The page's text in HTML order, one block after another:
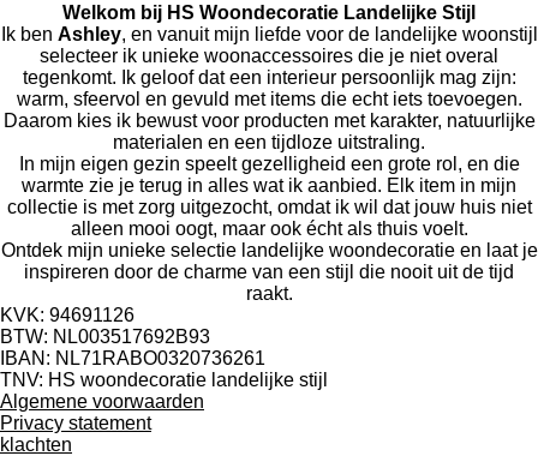
Welkom bij HS Woondecoratie Landelijke Stijl
Ik ben Ashley, en vanuit mijn liefde voor de landelijke woonstijl
selecteer ik unieke woonaccessoires die je niet overal
tegenkomt. Ik geloof dat een interieur persoonlijk mag zijn:
warm, sfeervol en gevuld met items die echt iets toevoegen.
Daarom kies ik bewust voor producten met karakter, natuurlijke
materialen en een tijdloze uitstraling.
In mijn eigen gezin speelt gezelligheid een grote rol, en die
warmte zie je terug in alles wat ik aanbied. Elk item in mijn
collectie is met zorg uitgezocht, omdat ik wil dat jouw huis niet
alleen mooi oogt, maar ook écht als thuis voelt.
Ontdek mijn unieke selectie landelijke woondecoratie en laat je
inspireren door de charme van een stijl die nooit uit de tijd
raakt.
KVK: 94691126
BTW: NL003517692B93
IBAN: NL71RABO0320736261
TNV: HS woondecoratie landelijke stijl
Algemene voorwaarden
Privacy statement
klachten